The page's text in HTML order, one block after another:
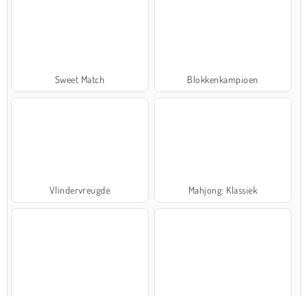
Sweet Match Blokkenkampioen
Vlindervreugde Mahjong: Klassiek